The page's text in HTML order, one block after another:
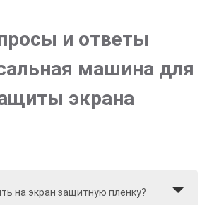
и ответы
машина для
экрана
на экран защитную пленку?